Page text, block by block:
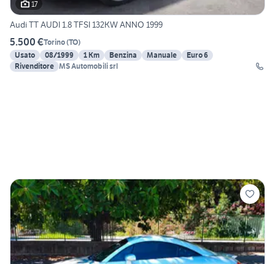
17
Audi TT AUDI 1.8 TFSI 132KW ANNO 1999
5.500 €Torino(TO)
Usato
08/1999 1 Km Benzina Manuale
Euro 6
Rivenditore MS Automobili srl